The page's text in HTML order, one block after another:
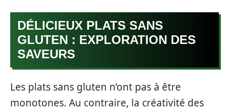
DÉLICIEUX PLATS SANS
GLUTEN : EXPLORATION DES
SAVEURS
Les plats sans gluten n’ont pas à être
monotones. Au contraire, la créativité des